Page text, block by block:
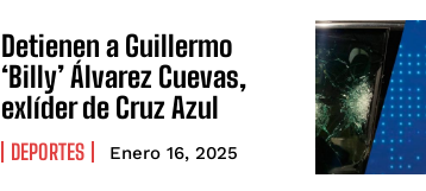
Detienen a Guillermo
‘Billy’ Álvarez Cuevas,
exlíder de Cruz Azul
DEPORTES Enero 16, 2025